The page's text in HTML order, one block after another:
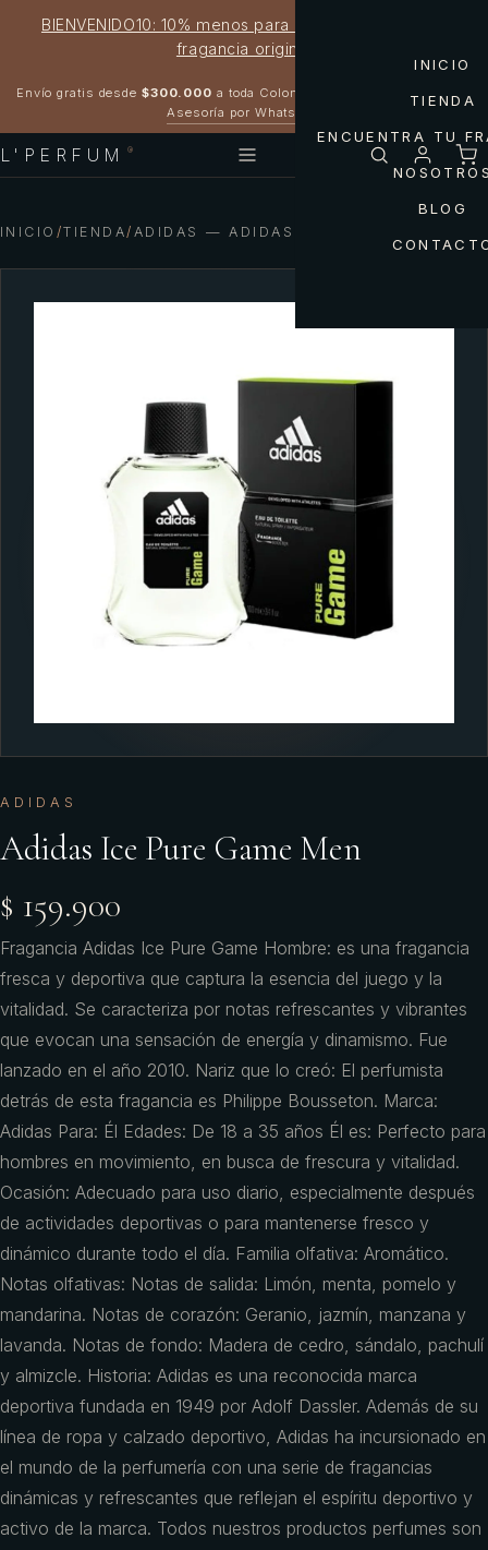
BIENVENIDO10: 10% menos para estrenar tu próxima
fragancia original
Envío gratis desde $300.000 a toda Colombia
Asesoría por WhatsApp
L'PERFUM ®
INICIO
TIENDA
ENCUENTRA TU
BLOG
INICIO /TIENDA/ ADIDAS — ADIDAS ICE PURE GAME MEN
ADIDAS
Adidas Ice Pure Game Men
$ 159.900
Fragancia Adidas Ice Pure Game Hombre: es una fragancia
fresca y deportiva que captura la esencia del juego y la
vitalidad. Se caracteriza por notas refrescantes y vibrantes
que evocan una sensación de energía y dinamismo. Fue
lanzado en el año 2010. Nariz que lo creó: El perfumista
detrás de esta fragancia es Philippe Bousseton. Marca:
Adidas Para: Él Edades: De 18 a 35 años Él es: Perfecto para
hombres en movimiento, en busca de frescura y vitalidad.
Ocasión: Adecuado para uso diario, especialmente después
de actividades deportivas o para mantenerse fresco y
dinámico durante todo el día. Familia olfativa: Aromático.
Notas olfativas: Notas de salida: Limón, menta, pomelo y
mandarina. Notas de corazón: Geranio, jazmín, manzana y
lavanda. Notas de fondo: Madera de cedro, sándalo, pachulí
y almizcle. Historia: Adidas es una reconocida marca
deportiva fundada en 1949 por Adolf Dassler. Además de su
línea de ropa y calzado deportivo, Adidas ha incursionado en
el mundo de la perfumería con una serie de fragancias
dinámicas y refrescantes que reflejan el espíritu deportivo y
activo de la marca. Todos nuestros productos perfumes son